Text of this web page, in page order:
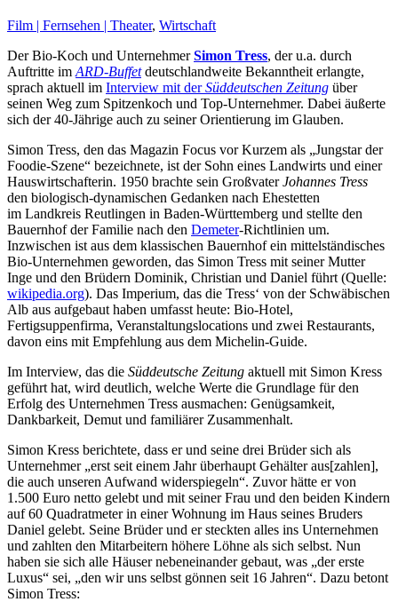
Film | Fernsehen | Theater, Wirtschaft
Der Bio-Koch und UnternehmerSimon Tress, der u.a. durch
Auftritte im ARD-Buffetdeutschlandweite Bekanntheit erlangte,
sprach aktuell im Interview mit derSüddeutschen Zeitung über
seinen Weg zum Spitzenkoch und Top-Unternehmer. Dabei äußerte
sich der 40-Jährige auch zu seiner Orientierung im Glauben.
Simon Tress, den das Magazin Focus vor Kurzem als „Jungstar der
Foodie-Szene“ bezeichnete, ist der Sohn eines Landwirts und einer
Hauswirtschafterin. 1950 brachte sein GroßvaterJohannes Tress
den biologisch-dynamischen Gedanken nach Ehestetten
im Landkreis Reutlingen in Baden-Württemberg und stellte den
Bauernhof der Familie nach den Demeter-Richtlinien um.
Inzwischen ist aus dem klassischen Bauernhof ein mittelständisches
Bio-Unternehmen geworden, das Simon Tress mit seiner Mutter
Inge und den Brüdern Dominik, Christian und Daniel führt (Quelle:
wikipedia.org). Das Imperium, das die Tress‘ von der Schwäbischen
Alb aus aufgebaut haben umfasst heute: Bio-Hotel,
Fertigsuppenfirma, Veranstaltungslocations und zwei Restaurants,
davon eins mit Empfehlung aus dem Michelin-Guide.
Im Interview, das die Süddeutsche Zeitung aktuell mit Simon Kress
geführt hat, wird deutlich, welche Werte die Grundlage für den
Erfolg des Unternehmen Tress ausmachen: Genügsamkeit,
Dankbarkeit, Demut und familiärer Zusammenhalt.
Simon Kress berichtete, dass er und seine drei Brüder sich als
Unternehmer „erst seit einem Jahr überhaupt Gehälter aus[zahlen],
die auch unseren Aufwand widerspiegeln“. Zuvor hätte er von
1.500 Euro netto gelebt und mit seiner Frau und den beiden Kindern
auf 60 Quadratmeter in einer Wohnung im Haus seines Bruders
Daniel gelebt. Seine Brüder und er steckten alles ins Unternehmen
und zahlten den Mitarbeitern höhere Löhne als sich selbst. Nun
haben sie sich alle Häuser nebeneinander gebaut, was „der erste
Luxus“ sei, „den wir uns selbst gönnen seit 16 Jahren“. Dazu betont
Simon Tress: